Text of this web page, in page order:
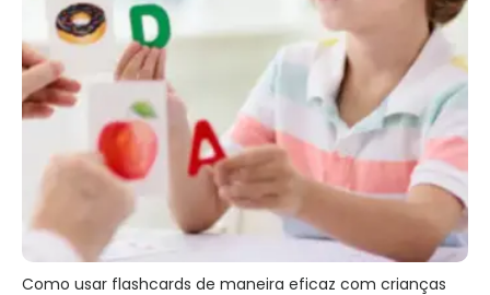
Como usar flashcards de maneira eficaz com crianças